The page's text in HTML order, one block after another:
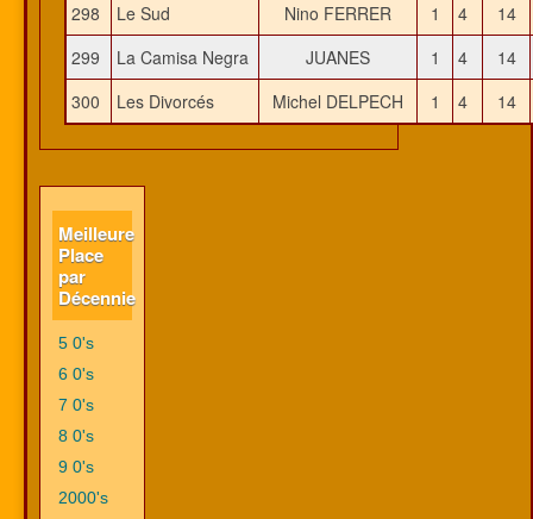
298
Le Sud Nino FERRER 1 4
14
299
La Camisa Negra JUANES 1 4
14
300
Les Divorcés Michel DELPECH 1 4 14
Meilleure
Place
par
Décennie
5 0's
6 0's
7 0's
8 0's
9 0's
2000's